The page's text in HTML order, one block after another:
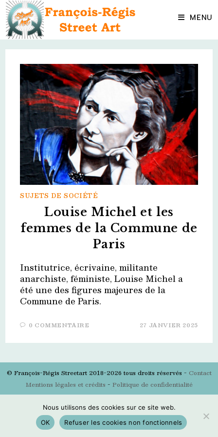
Skip
content MENU
SUJETS DE SOCIÉTÉ
Louise Michel et les
femmes de la Commune de
Paris
Institutrice, écrivaine, militante
anarchiste, féministe, Louise Michel a
été une des figures majeures de la
Commune de Paris.
0 COMMENTAIRE 27 JANVIER 2025
© François-Régis Streetart 2018-2026 tous droits réservés - Contact
Mentions légales et crédits - Politique de confidentialité
Nous utilisons des cookies sur ce site web.
OK
Refuser les cookies non fonctionnels